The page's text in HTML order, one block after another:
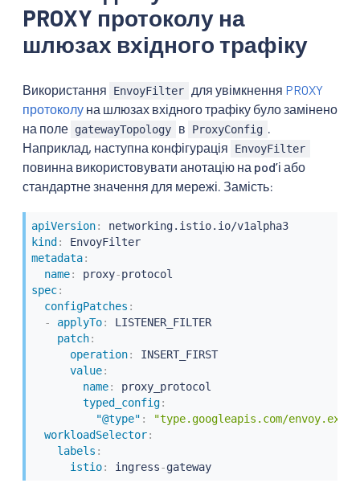
PROXY протоколу на
шлюзах вхідного трафіку
Використання EnvoyFilter для увімкнення PROXY
протоколу на шлюзах вхідного трафіку було замінено
на поле gatewayTopology в ProxyConfig .
Наприклад, наступна конфігурація
EnvoyFilter
повинна використовувати анотацію на podʼі або
стандартне значення для мережі. Замість:
apiVersion:
networking.istio.io/v1alpha3
kind :
EnvoyFilter
metadata:
name: proxy-
spec:
configPatches :
-
applyTo:
LISTENER_FILTER
patch:
operation:
INSERT_FIRST
value:
name:
proxy_protocol
typed_config:
"@type" :
"type.googleapis.com/
workloadSelector:
labels :
istio: ingress-gateway